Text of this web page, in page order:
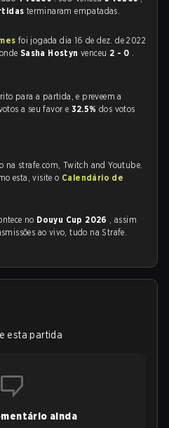
terminaram empatadas.
foi jogada dia 16 de dez. de 2022
onde Sasha Hostynvenceu 2 - 0 .
para a partida, e preveem a
a seu favor e 32.5%dos votos
na strafe.com, Twitch and Youtube.
esta, visite o Calendário de
no Douyu Cup 2026 , assim
ao vivo, tudo na Strafe.
esta partida
ainda